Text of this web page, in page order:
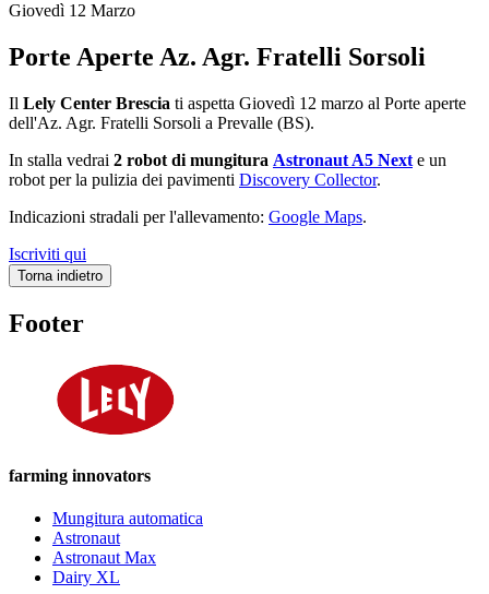
Giovedì 12 Marzo
Porte Aperte Az. Agr. Fratelli Sorsoli
Il Lely Center Brescia ti aspetta Giovedì 12 marzo al Porte aperte
dell'Az. Agr. Fratelli Sorsoli a Prevalle (BS).
In stalla vedrai 2 robot di mungitura Astronaut A5 Next e un
robot per la pulizia dei pavimenti Discovery Collector.
Indicazioni stradali per l'allevamento: Google Maps.
Iscriviti qui
Torna indietro
Footer
farming innovators
Mungitura automatica
Astronaut
Astronaut Max
Dairy XL